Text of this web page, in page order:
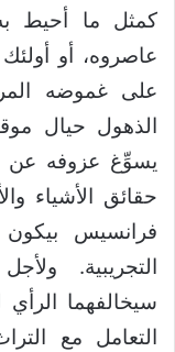
كمثل ما أحيط
عاصروه، أو
على غموضه
الذهول حيال
يسوِّغ عزوفه عن
حقائق الأشياء
فرانسيس
التجريبية.
سيخالفهما
التعامل مع